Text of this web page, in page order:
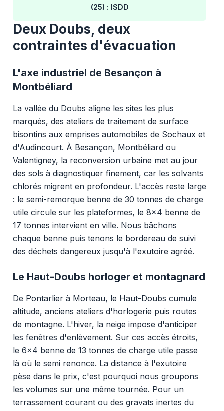
(25) : ISDD
Deux Doubs, deux
contraintes d'évacuation
L'axe industriel de Besançon à
Montbéliard
La vallée du Doubs aligne les sites les plus
marqués, des ateliers de traitement de surface
bisontins aux emprises automobiles de Sochaux et
d'Audincourt. À Besançon, Montbéliard ou
Valentigney, la reconversion urbaine met au jour
des sols à diagnostiquer finement, car les solvants
chlorés migrent en profondeur. L'accès reste large
: le semi-remorque benne de 30 tonnes de charge
utile circule sur les plateformes, le 8x4 benne de
17 tonnes intervient en ville. Nous bâchons
chaque benne puis tenons le bordereau de suivi
des déchets dangereux jusqu'à l'exutoire agréé.
Le Haut-Doubs horloger et montagnard
De Pontarlier à Morteau, le Haut-Doubs cumule
altitude, anciens ateliers d'horlogerie puis routes
de montagne. L'hiver, la neige impose d'anticiper
les fenêtres d'enlèvement. Sur ces accès étroits,
le 6x4 benne de 13 tonnes de charge utile passe
là où le semi renonce. La distance à l'exutoire
pèse dans le prix, c'est pourquoi nous groupons
les volumes sur une même tournée. Pour un
terrassement courant ou des gravats inertes du